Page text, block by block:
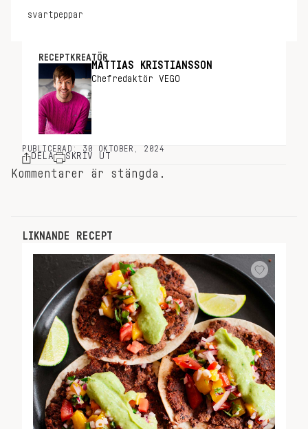
svartpeppar
RECEPTKREATÖR
MATTIAS KRISTIANSSON
Chefredaktör VEGO
PUBLICERAD: 30 OKTOBER, 2024
DELA SKRIV UT
Kommentarer är stängda.
LIKNANDE RECEPT